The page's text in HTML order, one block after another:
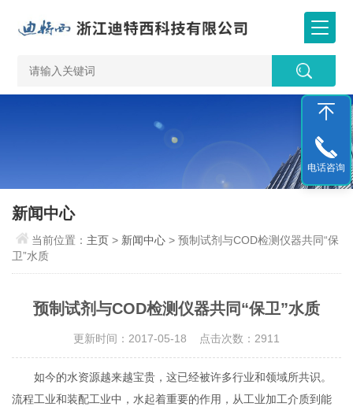
新闻中心
当前位置： 主页 > 新闻中心 > 预制试剂与COD检测仪器共同“保
卫”水质
预制试剂与COD检测仪器共同“保卫”水质
更新时间：2017-05-18 点击次数：2911
如今的水资源越来越宝贵，这已经被许多行业和领域所共识。
流程工业和装配工业中，水起着重要的作用，从工业加工介质到能
电话咨询